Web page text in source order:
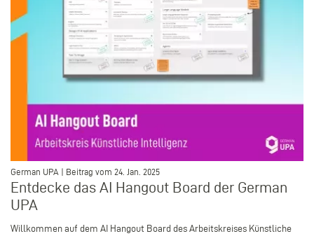
German UPA | Beitrag vom 24. Jan. 2025
Entdecke das AI Hangout Board der German
UPA
Willkommen auf dem AI Hangout Board des Arbeitskreises Künstliche